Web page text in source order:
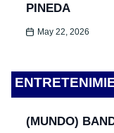
PINEDA
May 22, 2026
(MUNDO)